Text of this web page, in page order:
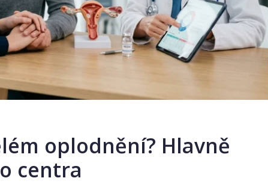
oplodnění? Hlavně
centra